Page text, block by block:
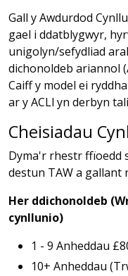
Gall y Awdurdod
gael i ddatblygwyr,
unigolyn/sefydliad
dichonoldeb ariannol
Caiff y model ei
ar y ACLl yn derbyn
Cheisiadau
Dyma'r rhestr ffïoedd
destun TAW a gallant
Her ddichonoldeb
cynllunio)
1 - 9 Anheddau
10+ Anheddau